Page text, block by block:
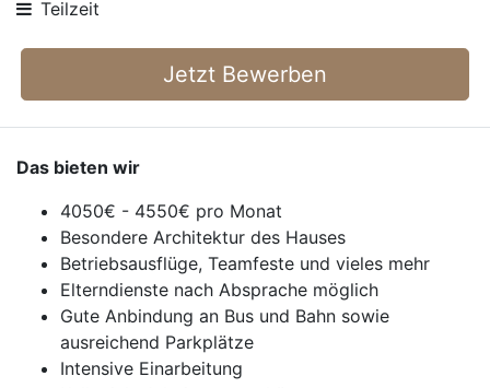
Teilzeit
Jetzt Bewerben
Das bieten wir
4050€ - 4550€ pro Monat
Besondere Architektur des Hauses
Betriebsausflüge, Teamfeste und vieles mehr
Elterndienste nach Absprache möglich
Gute Anbindung an Bus und Bahn sowie
ausreichend Parkplätze
Intensive Einarbeitung